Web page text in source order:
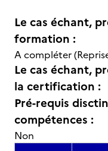
Le cas échant,
formation :
A compléter
Le cas échant,
la certification :
Pré-requis
compétences :
Non